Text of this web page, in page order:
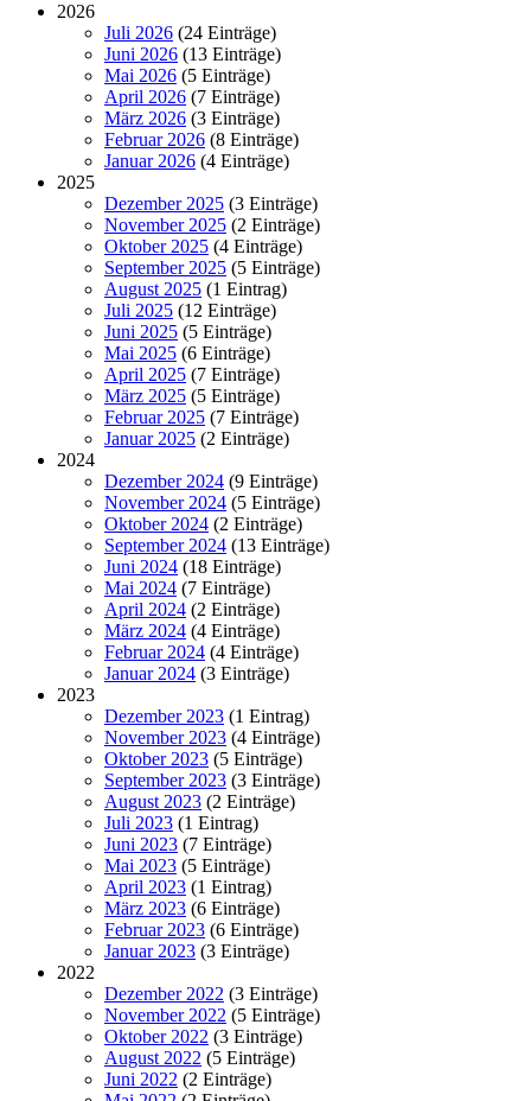
2026
Juli 2026 (24 Einträge)
Juni 2026 (13 Einträge)
Mai 2026 (5 Einträge)
April 2026 (7 Einträge)
März 2026 (3 Einträge)
Februar 2026 (8 Einträge)
Januar 2026 (4 Einträge)
2025
Dezember 2025 (3 Einträge)
November 2025 (2 Einträge)
Oktober 2025 (4 Einträge)
September 2025 (5 Einträge)
August 2025 (1 Eintrag)
Juli 2025 (12 Einträge)
Juni 2025 (5 Einträge)
Mai 2025 (6 Einträge)
April 2025 (7 Einträge)
März 2025 (5 Einträge)
Februar 2025 (7 Einträge)
Januar 2025 (2 Einträge)
2024
Dezember 2024 (9 Einträge)
November 2024 (5 Einträge)
Oktober 2024 (2 Einträge)
September 2024 (13 Einträge)
Juni 2024 (18 Einträge)
Mai 2024 (7 Einträge)
April 2024 (2 Einträge)
März 2024 (4 Einträge)
Februar 2024 (4 Einträge)
Januar 2024 (3 Einträge)
2023
Dezember 2023 (1 Eintrag)
November 2023 (4 Einträge)
Oktober 2023 (5 Einträge)
September 2023 (3 Einträge)
August 2023 (2 Einträge)
Juli 2023 (1 Eintrag)
Juni 2023 (7 Einträge)
Mai 2023 (5 Einträge)
April 2023 (1 Eintrag)
März 2023 (6 Einträge)
Februar 2023 (6 Einträge)
Januar 2023 (3 Einträge)
2022
Dezember 2022 (3 Einträge)
November 2022 (5 Einträge)
Oktober 2022 (3 Einträge)
August 2022 (5 Einträge)
Juni 2022 (2 Einträge)